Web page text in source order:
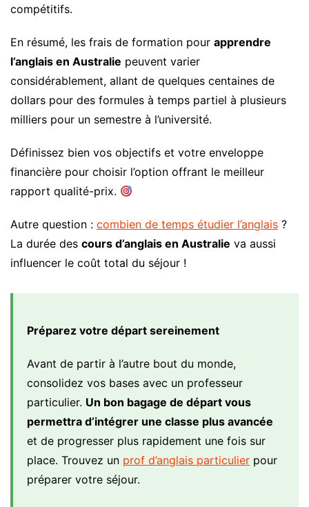
compétitifs.
En résumé, les frais de formation pour apprendre
l’anglais en Australie peuvent varier
considérablement, allant de quelques centaines de
dollars pour des formules à temps partiel à plusieurs
milliers pour un semestre à l’université.
Définissez bien vos objectifs et votre enveloppe
financière pour choisir l’option offrant le meilleur
rapport qualité-prix.
Autre question : combien de temps étudier l’anglais ?
La durée des cours d’anglais en Australie va aussi
influencer le coût total du séjour !
Préparez votre départ sereinement
Avant de partir à l’autre bout du monde,
consolidez vos bases avec un professeur
particulier. Un bon bagage de départ vous
permettra d’intégrer une classe plus avancée
et de progresser plus rapidement une fois sur
place. Trouvez un prof d’anglais particulier pour
préparer votre séjour.